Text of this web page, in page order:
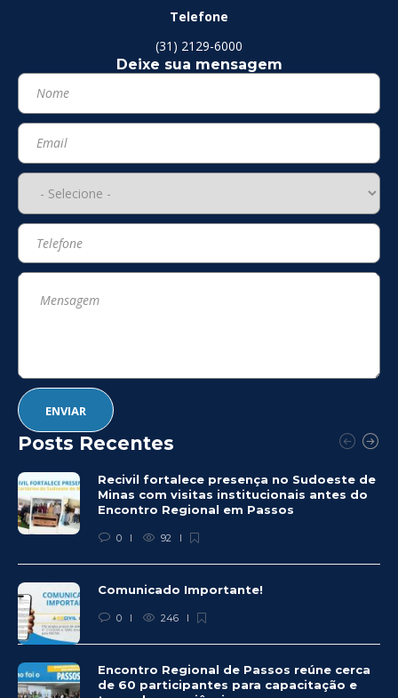
Telefone
(31) 2129-6000
Deixe sua mensagem
Posts Recentes
Recivil fortalece presença no Sudoeste de
Minas com visitas institucionais antes do
Encontro Regional em Passos
0 92
Comunicado Importante!
0 246
Encontro Regional de Passos reúne cerca
de 60 participantes para capacitação e